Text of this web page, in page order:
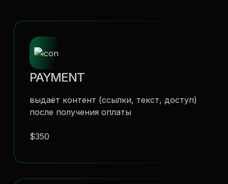
PAYMENT
выдаёт контент (ссылки, текст, доступ)
после получения оплаты
$350